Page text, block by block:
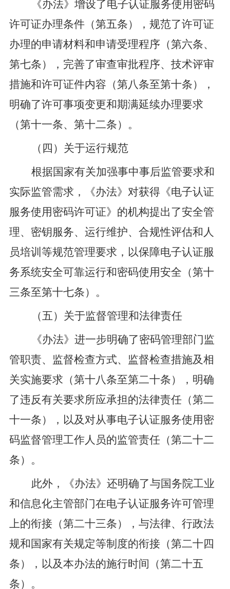
《办法》 增设了电子认证服务使用密码
许可证办理条件（第五条）
，规范了许可证
办理的申请材料和申请受理程序 （第六条、
第七条）
，完善了审查审批程序、技术评审
措施和许可证件内容 （第八条至第十条）
，
明确了许可事项变更和期满延续办理要求
（第十一条、第十二条） 。
（四）关于运行规范
根据国家有关加强事中事后监管要求和
实际监管需求，
《办法》 对获得《电子认证
服务使用密码许可证》的机构提出了安全管
理、密钥服务、运行维护、合规性评估和人
员培训等规范管理要求，以保障电子认证服
务系统安全可靠运行和密码使用安全 （第十
三条至第十七条） 。
（五）关于监督管理和法律责任
《办法》 进一步明确了密码管理部门监
管职责、监督检查方式、监督检查措施及相
关实施要求 （第十八条至第二十条） ， 明确
了违反有关要求所应承担的法律责任（第二
十一条） ， 以及对从事电子认证服务使用密
码监督管理工作人员的监管责任（第二十二
条） 。
此外，
《办法》 还明确了与国务院工业
和信息化主管部门在电子认证服务许可管理
上的衔接（第二十三条） ，与法律、行政法
规和 国家有关规定等制度的衔接（第二十四
条） ， 以及本办法的施行时间 （第二十五
条）。